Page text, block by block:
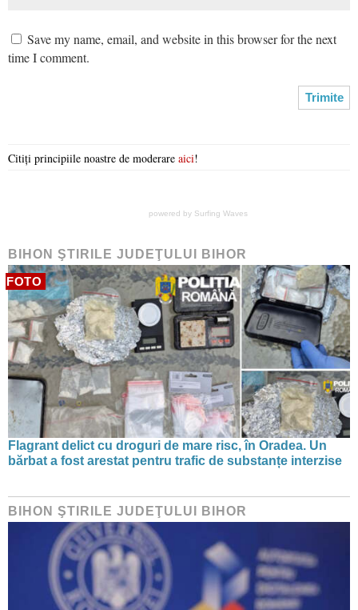
Save my name, email, and website in this browser for the next
time I comment.
Citiți principiile noastre de moderare aici!
powered by Surfing Waves
BIHON ŞTIRILE JUDEŢULUI BIHOR
FOTO
Flagrant delict cu droguri de mare risc, în Oradea. Un
bărbat a fost arestat pentru trafic de substanțe interzise
BIHON ŞTIRILE JUDEŢULUI BIHOR